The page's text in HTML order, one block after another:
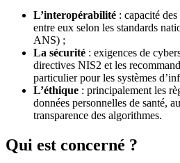
L’interopérabilité : capacité
entre eux selon les standards
ANS) ;
La sécurité : exigences de
directives NIS2 et les
particulier pour les systèmes
L’éthique : principalement les
données personnelles de santé,
transparence des algorithmes.
Qui est concerné ?